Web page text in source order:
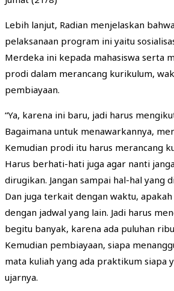
Lebih lanjut, Radian menjelaskan
pelaksanaan program ini yaitu
Merdeka ini kepada mahasiswa serta
prodi dalam merancang kurikulum,
pembiayaan.
“Ya, karena ini baru, jadi harus
Bagaimana untuk menawarkannya,
Kemudian prodi itu harus merancang
Harus berhati-hati juga agar nanti
dirugikan. Jangan sampai hal-hal yang
Dan juga terkait dengan waktu,
dengan jadwal yang lain. Jadi harus
begitu banyak, karena ada puluhan
Kemudian pembiayaan, siapa
mata kuliah yang ada praktikum siapa
ujarnya.